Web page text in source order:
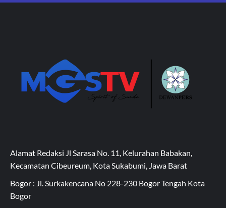
Alamat Redaksi Jl Sarasa No. 11, Kelurahan Babakan,
Kecamatan Cibeureum, Kota Sukabumi, Jawa Barat
Bogor : Jl. Surkakencana No 228-230 Bogor Tengah Kota
Bogor